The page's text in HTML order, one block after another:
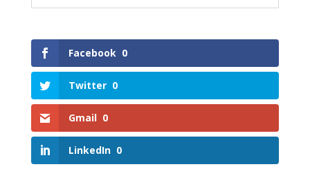
Facebook 0
Twitter 0
Gmail 0
LinkedIn 0